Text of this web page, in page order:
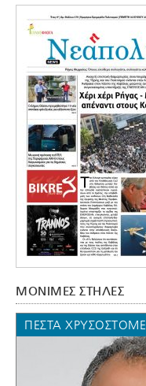
ΜΟΝΙΜΕΣ ΣΤΗΛΕΣ
ΠΈΣΤΑ ΧΡΥΣΌΣΤΟΜΕ